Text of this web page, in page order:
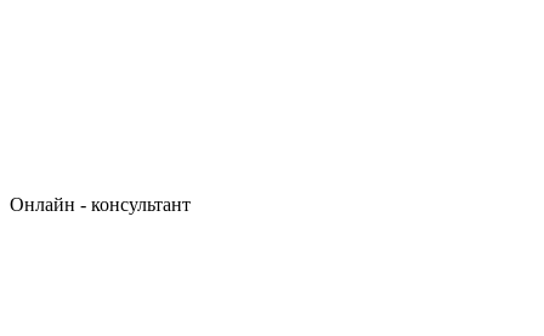
Онлайн - консультант